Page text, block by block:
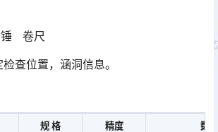
锤 卷尺
查位置，涵洞信息。
规 格 精度 数量